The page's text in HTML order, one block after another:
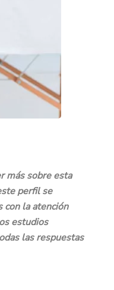
más sobre esta
perfil se
con la atención
estudios
las respuestas